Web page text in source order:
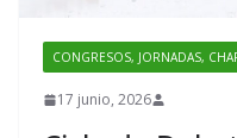
CONGRESOS, JORNADAS,
17 junio, 2026